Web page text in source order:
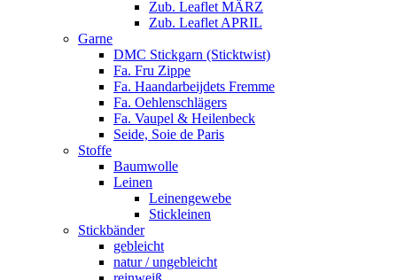
Zub. Leaflet MÄRZ
Zub. Leaflet APRIL
Garne
DMC Stickgarn (Sticktwist)
Fa. Fru Zippe
Fa. Haandarbeijdets Fremme
Fa. Oehlenschlägers
Fa. Vaupel & Heilenbeck
Seide, Soie de Paris
Stoffe
Baumwolle
Leinen
Leinengewebe
Stickleinen
Stickbänder
gebleicht
natur / ungebleicht